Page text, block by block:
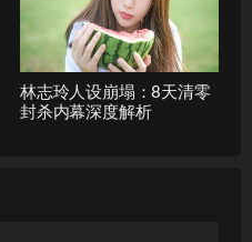
林志玲人设崩塌：8天清零
封杀内幕深度解析